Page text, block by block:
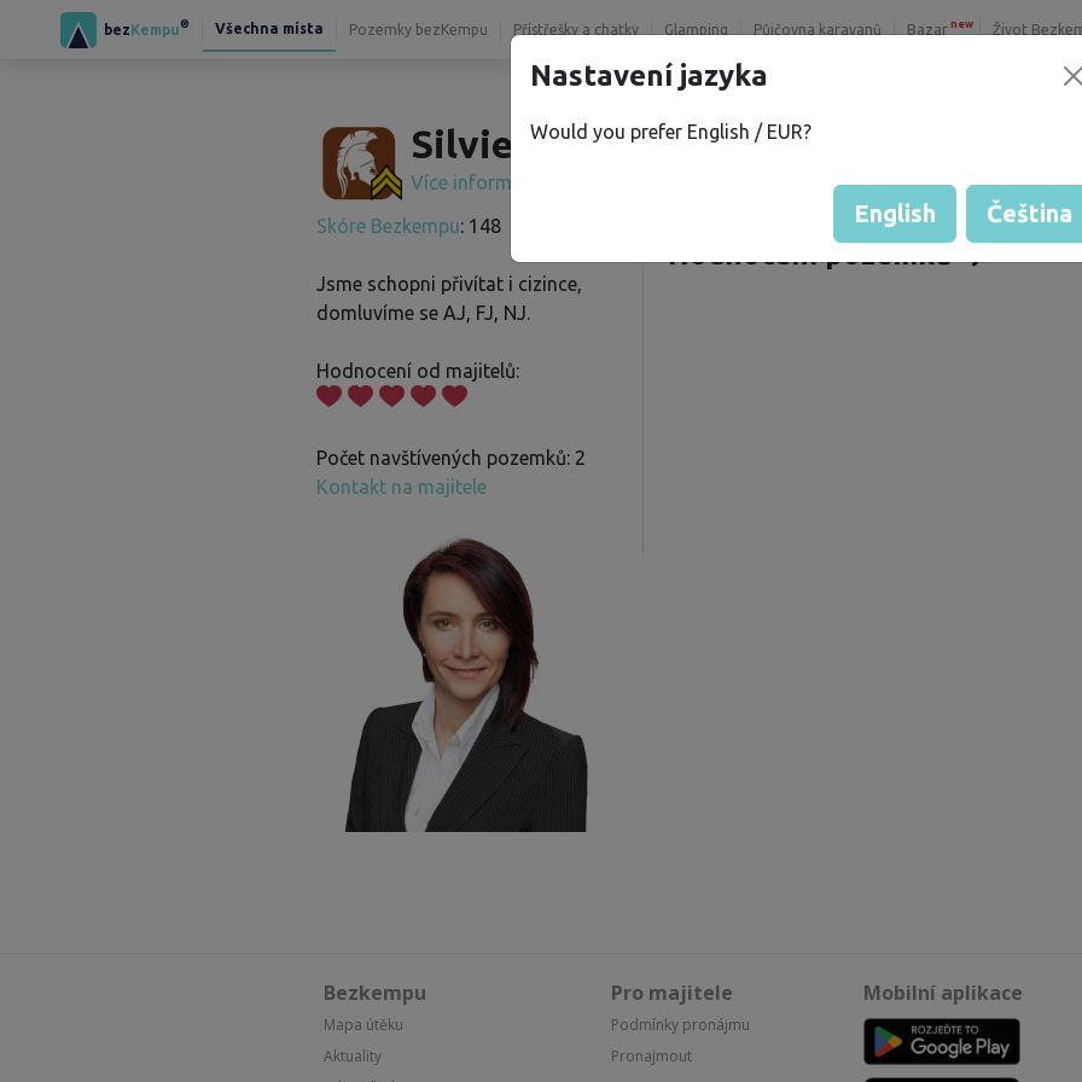
bezKempu® Všechna místa Pozemky bezKempu Přístřešky a chatky Glamping Půjčovna karavanů Bazar new Život
Silvie Č.
Více informací
Skóre Bezkempu: 148
Jsme schopni přivítat i cizince,
domluvíme se AJ, FJ, NJ.
Hodnocení od majitelů:
Počet navštívených pozemků: 2
Kontakt na majitele
Hodnocení hosta od majitelů
Hodnocení pozemků
Bezkempu
Mapa útěku
Aktuality
Pro majitele
Podmínky pronájmu
Pronajmout
Mobilní aplikace
Nastavení jazyka
Would you prefer English / EUR?
English Čeština